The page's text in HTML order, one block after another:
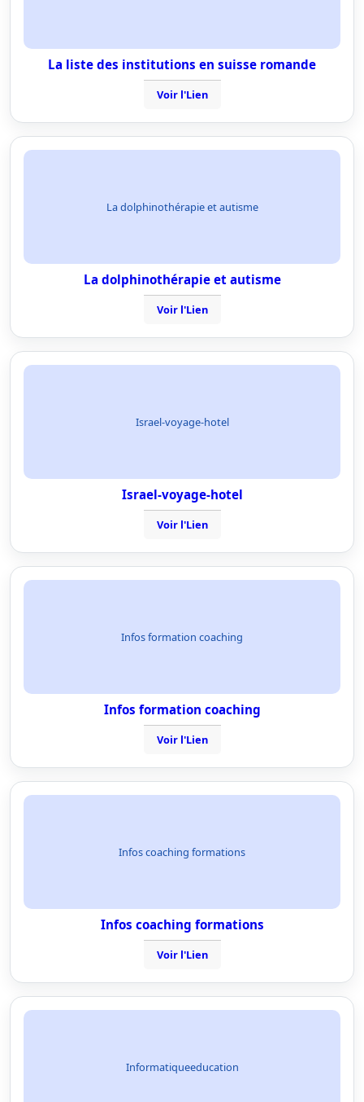
La liste des institutions en suisse romande
Voir l'Lien
La dolphinothérapie et autisme
La dolphinothérapie et autisme
Voir l'Lien
Israel-voyage-hotel
Israel-voyage-hotel
Voir l'Lien
Infos formation coaching
Infos formation coaching
Voir l'Lien
Infos coaching formations
Infos coaching formations
Voir l'Lien
Informatiqueeducation